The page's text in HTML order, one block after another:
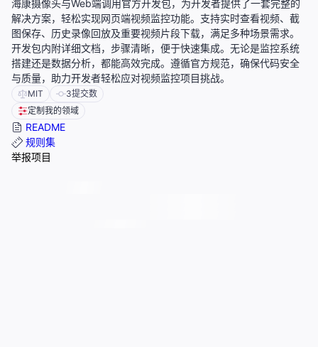
海康摄像头与Web端调用官方开发包，为开发者提供了一套完整的
解决方案，轻松实现网页端视频监控功能。支持实时查看视频、截
图保存、历史录像回放及重要视频片段下载，满足多种场景需求。
开发包内附详细文档，步骤清晰，便于快速集成。无论是监控系统
搭建还是数据分析，都能高效完成。遵循官方规范，确保代码安全
与质量，助力开发者轻松应对视频监控项目挑战。
MIT 3提交数
定制我的领域
README
规则集
举报项目